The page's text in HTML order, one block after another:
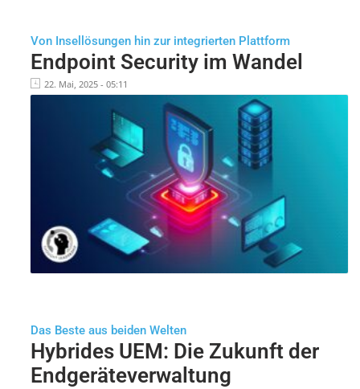
Von Insellösungen hin zur integrierten Plattform
Endpoint Security im Wandel
22. Mai, 2025 - 05:11
Das Beste aus beiden Welten
Hybrides UEM: Die Zukunft der
Endgeräteverwaltung